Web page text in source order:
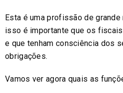
Esta é uma profissão de
isso é importante que os
e que tenham consciência dos
obrigações.
Vamos ver agora quais as